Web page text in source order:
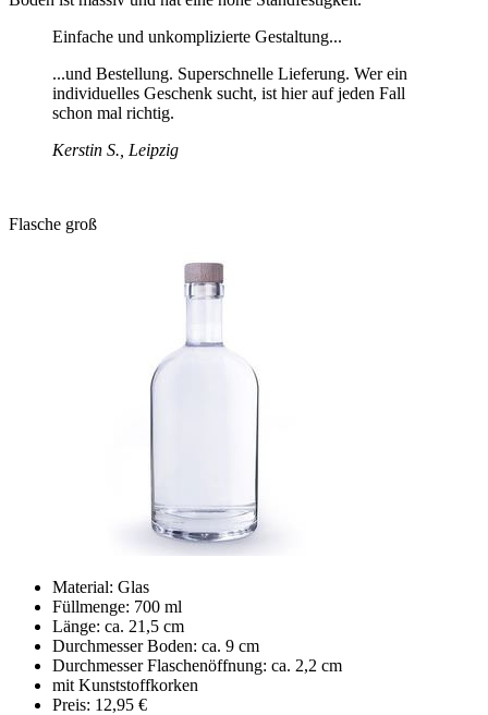
Einfache und unkomplizierte Gestaltung...
...und Bestellung. Superschnelle Lieferung. Wer ein
individuelles Geschenk sucht, ist hier auf jeden Fall
schon mal richtig.
Kerstin S., Leipzig
Flasche groß
Material: Glas
Füllmenge: 700 ml
Länge: ca. 21,5 cm
Durchmesser Boden: ca. 9 cm
Durchmesser Flaschenöffnung: ca. 2,2 cm
mit Kunststoffkorken
Preis: 12,95 €